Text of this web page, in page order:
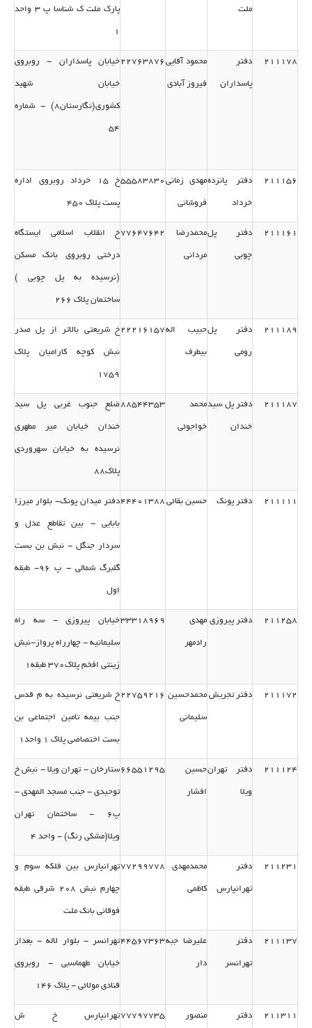
ملت پارك ملت ك شناسا پ 3 واحد
1
211178 دفتر
پاسداران
محمود آقایی
فیروز آبادی
22763876خیابان پاسداران - روبروی
خیابان شهید
کشوری(نگارستان8) - شماره
54
211156 دفتر پانزده
خرداد
مهدی زمانی
فروشانی
55583830 خ 15 خرداد روبروی اداره
پست پلاك 450
211161 دفتر پل
چوبی
محمدرضا
مردانی
77647642خ انقلاب اسلامی ایستگاه
درختی روبروی بانك مسكن
(نرسیده به پل چوبی )
ساختمان پلاك 266
211189 دفتر پل
رومی
حبیب اله
بیطرف
22216157خ شریعتی بالاتر از پل صدر
نبش كوچه كارامیان پلاك
1759
211187 دفتر پل سید
خندان
محمد
خواجوئی
88544353ضلع جنوب غربی پل سید
خندان خیابان میر مطهری
نرسیده به خیابان سهروردی
پلاك88
211111 دفتر پونك حسین بقائی 44401388دفتر میدان پونك- بلوار میرزا
بابایی - بین تقاطع عدل و
سردار جنگل - نبش بن بست
گلبرگ شمالی - پ 96- طبقه
اول
211258 دفتر پیروزی مهدی
رادمهر
33318969خیابان پیروزی - سه راه
سلیمانیه - چهارراه پرواز-نبش
زینتی افخم پلاك370 طبقه1
211172 دفتر تجریش محمدحسین
سلیمانی
22759216خ شریعتی نرسیده به م قدس
جنب بیمه تامین اجتماعی بن
بست اختصاصی پلاك 1 واحد1
211124 دفتر تهران
ویلا
حسین
افشار
66551295ستارخان - تهران ویلا - نبش خ
توحیدی - جنب مسجد المهدی -
پ6 - ساختمان تهران
ویلا(مشكی رنگ) - واحد 4
211231 دفتر
تهرانپارس
محمدمهدی
كاظمی
77299778تهرانپارس بین فلكه سوم و
چهارم نبش 208 شرقی طبقه
فوقانی بانك ملت
211137 دفتر
تهرانسر
علیرضا جبه
دار
44567363تهرانسر - بلوار لاله - بعداز
خیابان طهماسبی - روبروی
قنادی مولائی - پلاك 146
211311 دفتر منصور 77797735تهرانپارس خ ش